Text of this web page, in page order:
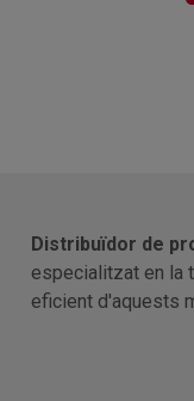
Distribuïdor de
especialitzat en la
eficient d'aquests